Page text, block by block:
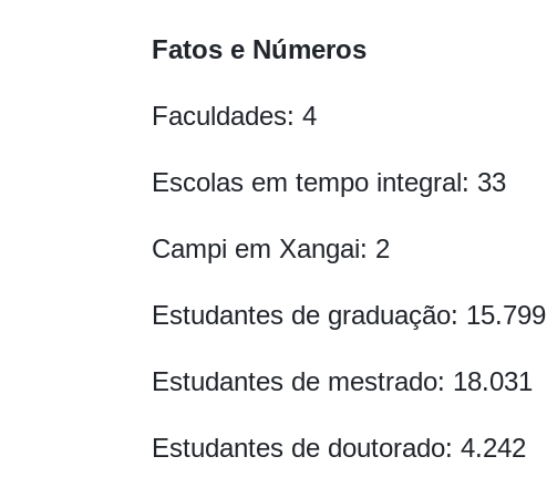
Fatos e Números
Faculdades: 4
Escolas em tempo integral: 33
Campi em Xangai: 2
Estudantes de graduação: 15.799
Estudantes de mestrado: 18.031
Estudantes de doutorado: 4.242